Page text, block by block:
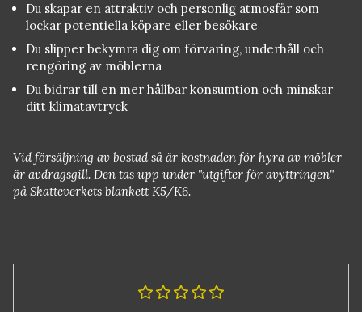
Du skapar en attraktiv och personlig atmosfär som
lockar potentiella köpare eller besökare
Du slipper bekymra dig om förvaring, underhåll och
rengöring av möblerna
Du bidrar till en mer hållbar konsumtion och minskar
ditt klimatavtryck
Vid försäljning av bostad så är kostnaden för hyra av möbler
är avdragsgill. Den tas upp under "utgifter för avyttringen"
på Skatteverkets blankett K5/K6.